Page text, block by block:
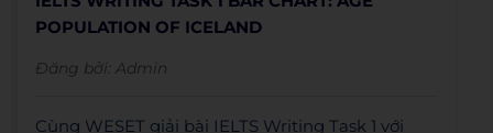
POPULATION OF ICELAND
Đăng bởi: Admin
Cùng WESET giải bài IELTS Writing Task 1 với